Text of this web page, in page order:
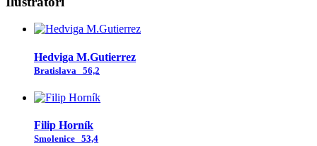
Hedviga M.Gutierrez
Bratislava 56,2
Filip Horník
Smolenice 53,4